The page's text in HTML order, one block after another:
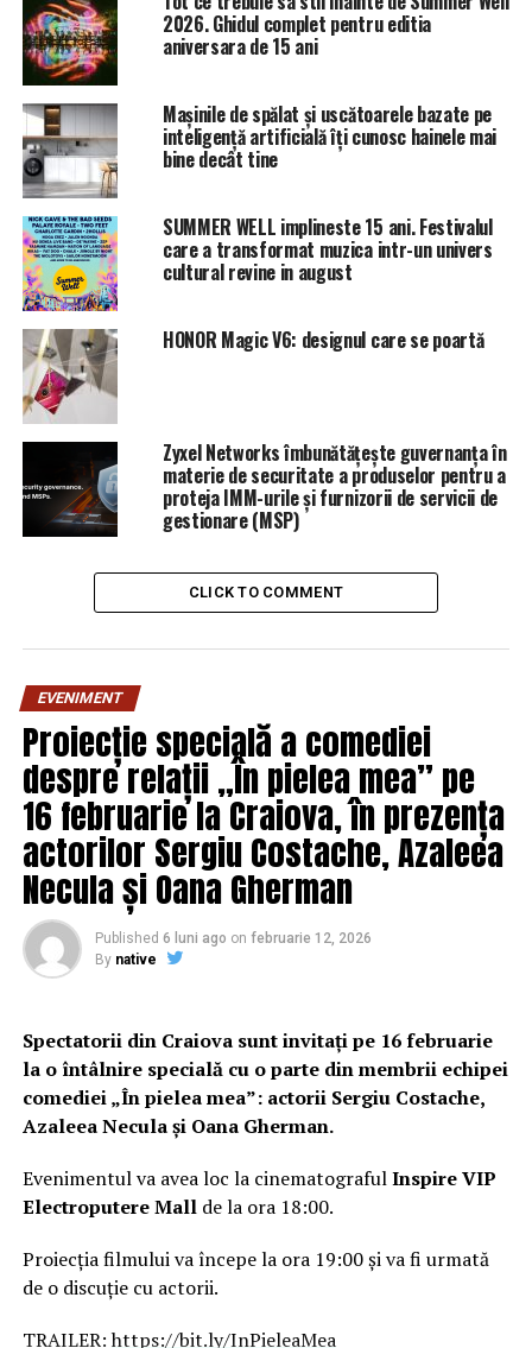
2026. Ghidul complet pentru editia
aniversara de 15 ani
Mașinile de spălat și uscătoarele bazate pe
inteligență artificială îți cunosc hainele mai
bine decât tine
SUMMER WELL implineste 15 ani. Festivalul
care a transformat muzica intr-un univers
cultural revine in august
HONOR Magic V6: designul care se poartă
Zyxel Networks îmbunătățește guvernanța în
materie de securitate a produselor pentru a
proteja IMM-urile și furnizorii de servicii de
gestionare (MSP)
CLICK TO COMMENT
EVENIMENT
Proiecție specială a comediei
despre relații „În pielea mea” pe
16 februarie la Craiova, în prezența
actorilor Sergiu Costache, Azaleea
Necula și Oana Gherman
Published 6 luni ago on februarie 12, 2026
By native
Spectatorii din Craiova sunt invitați pe 16 februarie
la o întâlnire specială cu o parte din membrii echipei
comediei „În pielea mea”: actorii Sergiu Costache,
Azaleea Necula și Oana Gherman.
Evenimentul va avea loc la cinematografulInspire VIP
Electroputere Mall de la ora 18:00.
Proiecția filmului va începe la ora 19:00 și va fi urmată
de o discuție cu actorii.
TRAILER:https://bit.ly/InPieleaMea